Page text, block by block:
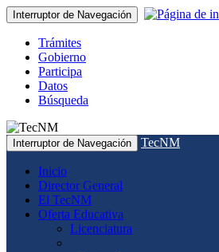
Interruptor de Navegación
Trámites
Gobierno
Participa
Datos
Búsqueda
Interruptor de Navegación TecNM
Inicio
Director General
El TecNM
Oferta Educativa
Licenciatura